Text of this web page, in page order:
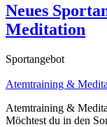
Neues
Meditation
Sportangebot
Atemtraining &
Atemtraining &
Möchtest du in den